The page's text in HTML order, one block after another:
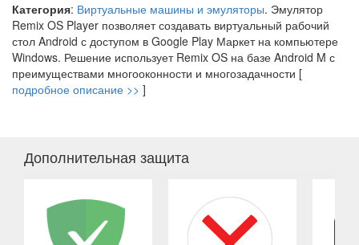
Категория: Виртуальные машины и эмуляторы. Эмулятор
Remix OS Player позволяет создавать виртуальный рабочий
стол Android с доступом в Google Play Маркет на компьютере
Windows. Решение использует Remix OS на базе Android M с
преимуществами многооконности и многозадачности [
подробное описание >> ]
Дополнительная защита